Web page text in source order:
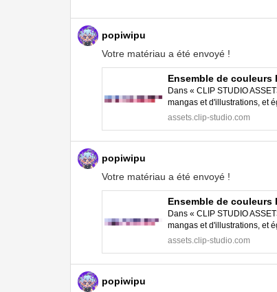
popiwipu
Votre matériau a été envoyé !
Ensemble de couleurs
Dans « CLIP STUDIO
mangas et d'illustrations, et
STUDIO PAINT.
assets.clip-studio.com
popiwipu
Votre matériau a été envoyé !
Ensemble de couleurs
Dans « CLIP STUDIO
mangas et d'illustrations, et
STUDIO PAINT.
assets.clip-studio.com
popiwipu